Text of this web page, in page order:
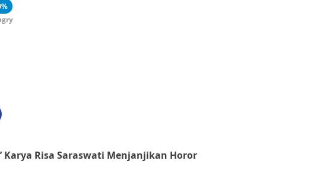
Karya Risa Saraswati Menjanjikan Horor